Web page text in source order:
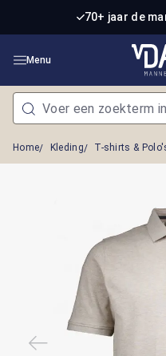
Ga naar de hoofdinhoud
70+ jaar de
Menu
Home Kleding T-shirts &